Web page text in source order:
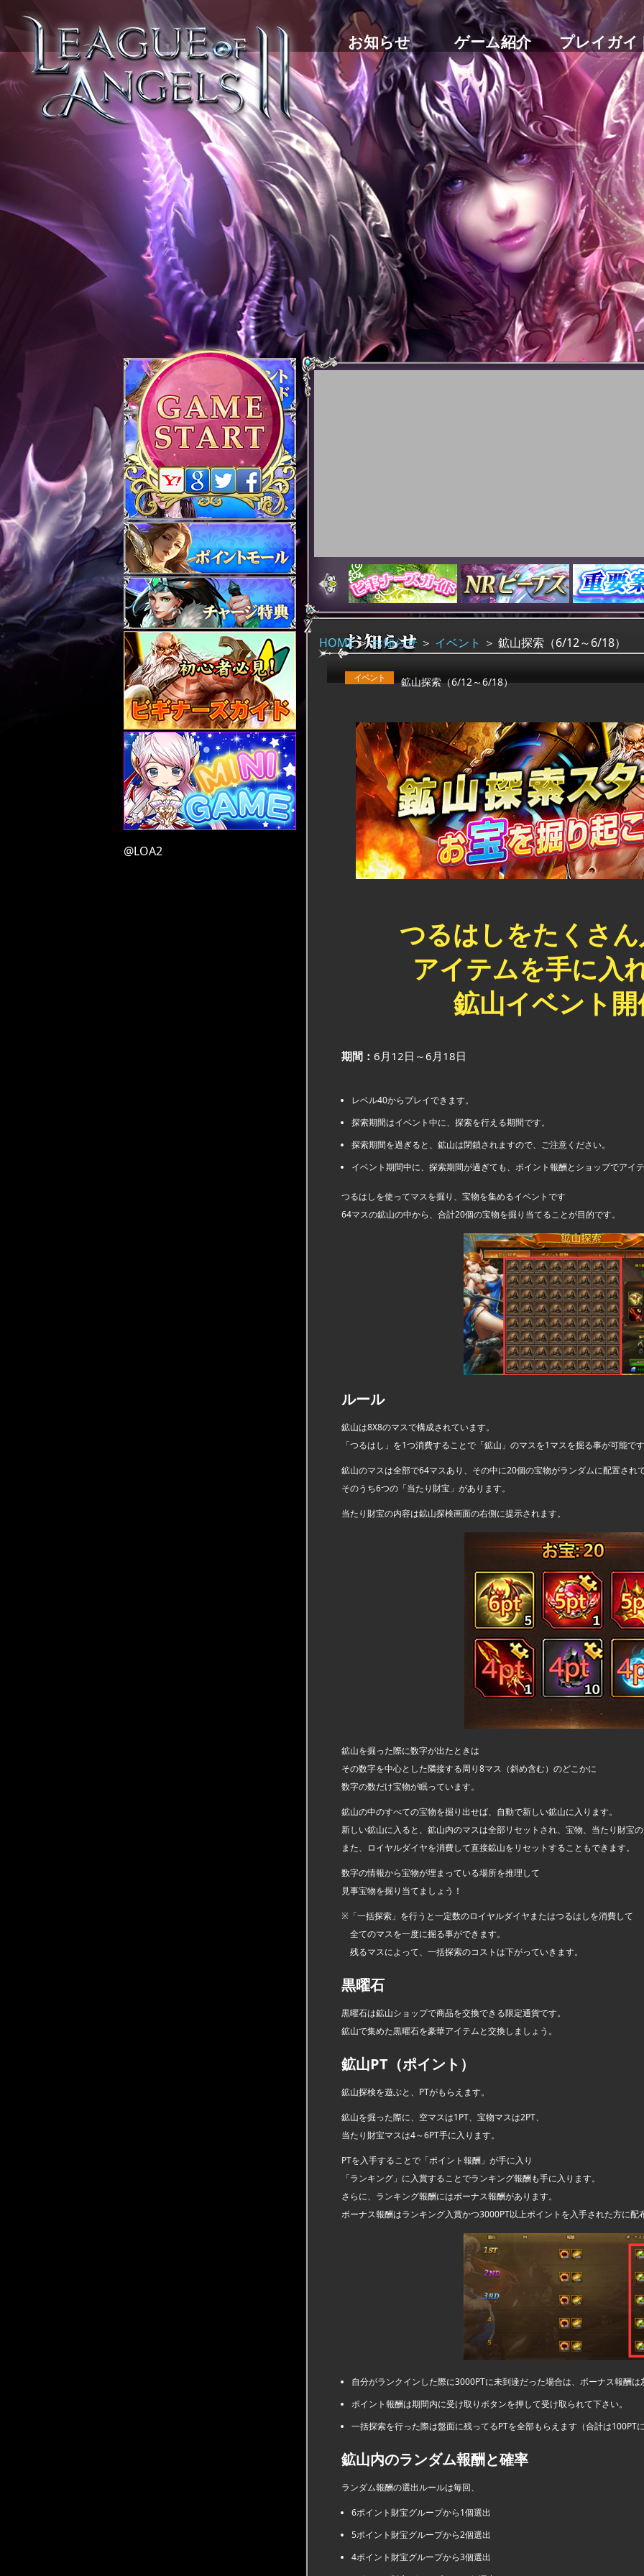
お知らせ ゲーム紹介 プレイガイ
@LOA2
HOME＞お知らせ ＞ イベント ＞ 鉱山探索（6/12～6/18）
イベント 鉱山探索（6/12～6/18）
つるはしをたくさ
アイテムを手に入
鉱山イベント
期間： 6月12日～6月18日
レベル40からプレイできます。
探索期間はイベント中に、探索を行える期間です。
探索期間を過ぎると、鉱山は閉鎖されますので、ご注意ください。
イベント期間中に、探索期間が過ぎても、ポイント報酬とショップでアイ
つるはしを使ってマスを掘り、宝物を集めるイベントです
64マスの鉱山の中から、合計20個の宝物を掘り当てることが目的です。
ルール
鉱山は8X8のマスで構成されています。
「つるはし」を1つ消費することで「鉱山」のマスを1マスを掘る事が可能で
鉱山のマスは全部で64マスあり、その中に20個の宝物がランダムに配置され
そのうち6つの「当たり財宝」があります。
当たり財宝の内容は鉱山探検画面の右側に提示されます。
鉱山を掘った際に数字が出たときは
その数字を中心とした隣接する周り8マス（斜め含む）のどこかに
数字の数だけ宝物が眠っています。
鉱山の中のすべての宝物を掘り出せば、自動で新しい鉱山に入ります。
新しい鉱山に入ると、鉱山内のマスは全部リセットされ、宝物、当たり財宝
また、ロイヤルダイヤを消費して直接鉱山をリセットすることもできます。
数字の情報から宝物が埋まっている場所を推理して
見事宝物を掘り当てましょう！
※「一括探索」を行うと一定数のロイヤルダイヤまたはつるはしを消費して
全てのマスを一度に掘る事ができます。
残るマスによって、一括探索のコストは下がっていきます。
黒曜石
黒曜石は鉱山ショップで商品を交換できる限定通貨です。
鉱山で集めた黒曜石を豪華アイテムと交換しましょう。
鉱山PT（ポイント）
鉱山探検を遊ぶと、PTがもらえます。
鉱山を掘った際に、空マスは1PT、宝物マスは2PT、
当たり財宝マスは4～6PT手に入ります。
PTを入手することで「ポイント報酬」が手に入り
「ランキング」に入賞することでランキング報酬も手に入ります。
さらに、ランキング報酬にはボーナス報酬があります。
ボーナス報酬はランキング入賞かつ3000PT以上ポイントを入手された方に配
自分がランクインした際に3000PTに未到達だった場合は、ボーナス報酬
ポイント報酬は期間内に受け取りボタンを押して受け取られて下さい。
一括探索を行った際は盤面に残ってるPTを全部もらえます（合計は100PT
鉱山内のランダム報酬と確率
ランダム報酬の選出ルールは毎回、
6ポイント財宝グループから1個選出
5ポイント財宝グループから2個選出
4ポイント財宝グループから3個選出